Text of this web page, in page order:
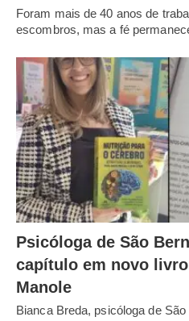
Foram mais de 40 anos de
escombros, mas a fé
Psicóloga de São
capítulo em novo
Manole
Bianca Breda, psicóloga de